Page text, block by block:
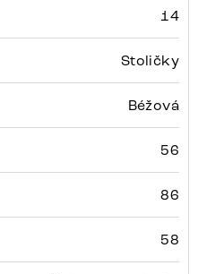
14
Stoličky
Béžová
56
86
58